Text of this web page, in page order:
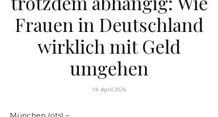
Weik
Frauen in Deutschland
wirklich mit Geld
umgehen
14. April 2026